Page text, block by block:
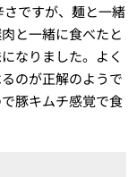
ですが、麺と一緒
と一緒に食べたと
なりました。よく
のが正解のようで
豚キムチ感覚で食